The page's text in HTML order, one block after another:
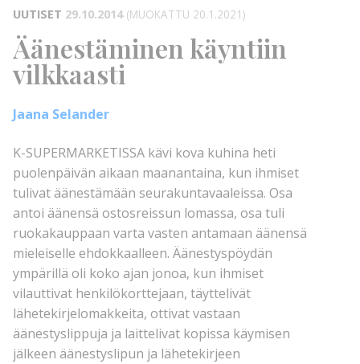
UUTISET 29.10.2014 (MUOKATTU 20.1.2021)
Äänestäminen käyntiin
vilkkaasti
Jaana Selander
K-SUPERMARKETISSA kävi kova kuhina heti
puolenpäivän aikaan maanantaina, kun ihmiset
tulivat äänestämään seurakuntavaaleissa. Osa
antoi äänensä ostosreissun lomassa, osa tuli
ruokakauppaan varta vasten antamaan äänensä
mieleiselle ehdokkaalleen. Äänestyspöydän
ympärillä oli koko ajan jonoa, kun ihmiset
vilauttivat henkilökorttejaan, täyttelivät
lähetekirjelomakkeita, ottivat vastaan
äänestyslippuja ja laittelivat kopissa käymisen
jälkeen äänestyslipun ja lähetekirjeen